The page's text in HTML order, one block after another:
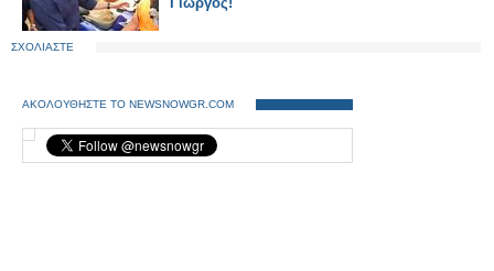
ΣΧΟΛΙΑΣΤΕ
ΑΚΟΛΟΥΘΗΣΤΕ ΤΟ NEWSNOWGR.COM